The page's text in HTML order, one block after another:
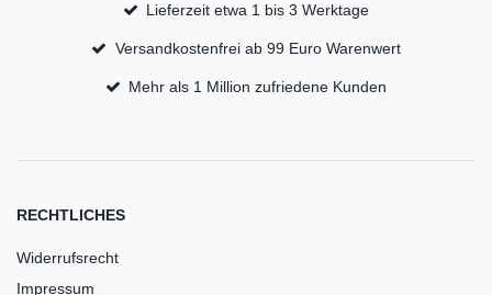
Lieferzeit etwa 1 bis 3 Werktage
Versandkostenfrei ab 99 Euro Warenwert
Mehr als 1 Million zufriedene Kunden
RECHTLICHES
Widerrufsrecht
Impressum